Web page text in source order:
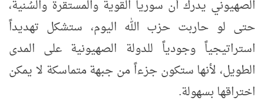
الصهيوني يدرك أن سوريا القوية والمستقرة والسُنية،
حتى لو حاربت حزب الله اليوم، ستشكل تهديداً
استراتيجياً وجودياً للدولة الصهيونية على المدى
الطويل، لأنها ستكون جزءاً من جبهة متماسكة لا يمكن
اختراقها بسهولة.